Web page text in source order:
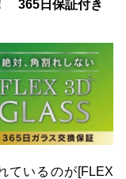
365日保証付き
ているのが[FLEX